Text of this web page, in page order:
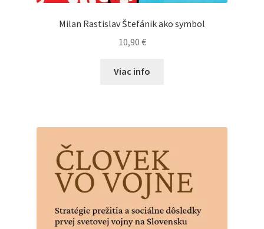
Milan Rastislav Štefánik ako symbol
10,90 €
Viac info